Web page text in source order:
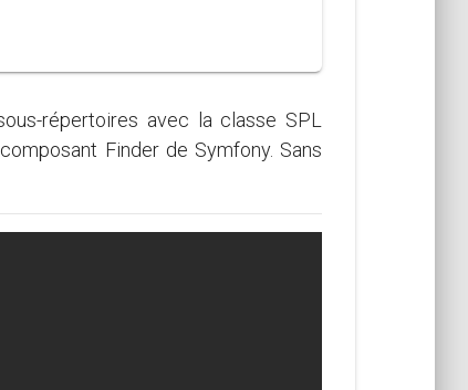
répertoires avec la classe SPL
Finder de Symfony. Sans